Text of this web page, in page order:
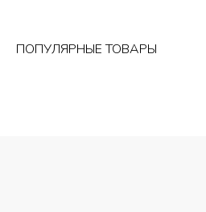
ПОПУЛЯРНЫЕ ТОВАРЫ